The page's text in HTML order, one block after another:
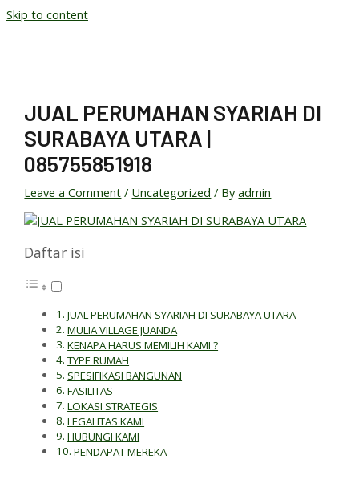
Skip to content
JUAL PERUMAHAN SYARIAH DI
SURABAYA UTARA |
085755851918
Leave a Comment / Uncategorized / Byadmin
Daftar isi
JUAL PERUMAHAN SYARIAH DI SURABAYA UTARA
MULIA VILLAGE JUANDA
KENAPA HARUS MEMILIH KAMI ?
TYPE RUMAH
SPESIFIKASI BANGUNAN
FASILITAS
LOKASI STRATEGIS
LEGALITAS KAMI
HUBUNGI KAMI
PENDAPAT MEREKA